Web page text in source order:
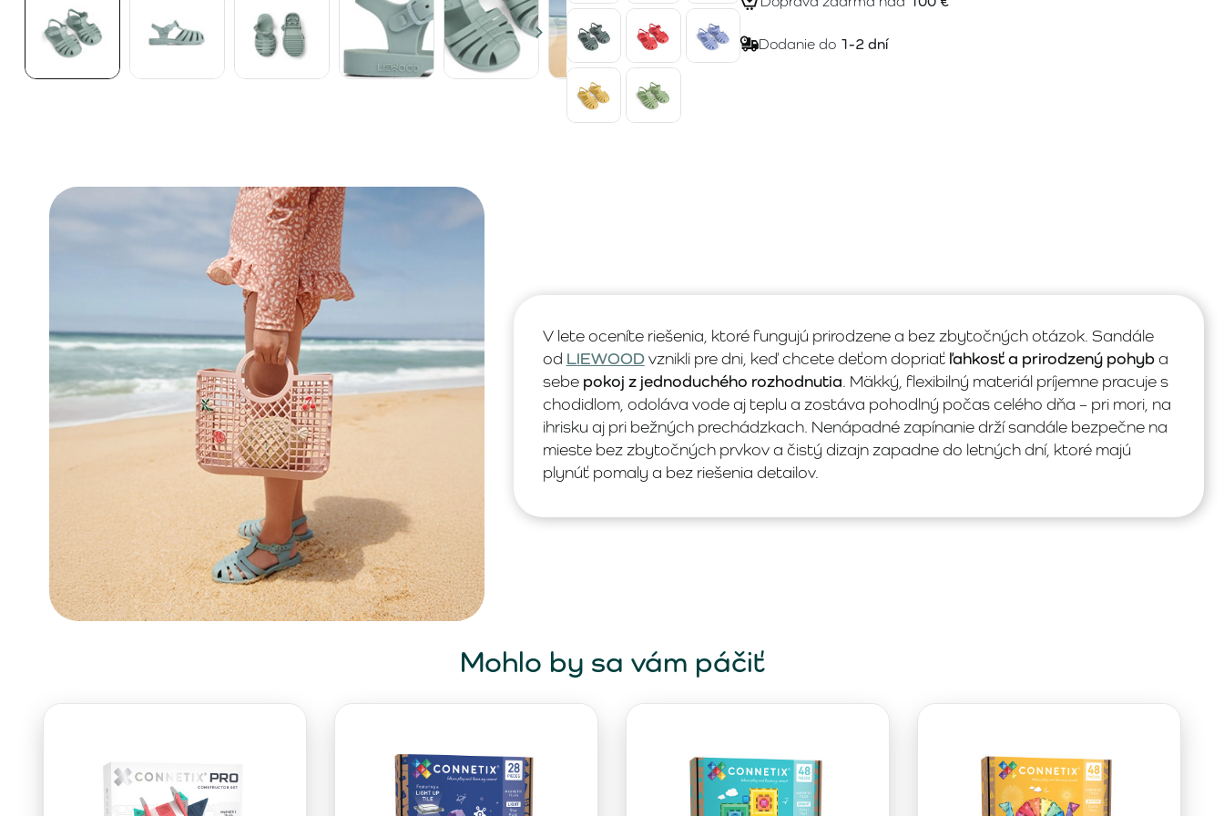
Dodanie do 1-2 dní
V lete oceníte riešenia, ktoré fungujú prirodzene a bez zbytočných otázok. Sandále
od LIEWOODvznikli pre dni, keď chcete deťom dopriať ľahkosť a prirodzený pohyba
sebe pokoj z jednoduchého rozhodnutia. Mäkký, flexibilný materiál príjemne pracuje s
chodidlom, odoláva vode aj teplu a zostáva pohodlný počas celého dňa – pri mori, na
ihrisku aj pri bežných prechádzkach. Nenápadné zapínanie drží sandále bezpečne na
mieste bez zbytočných prvkov a čistý dizajn zapadne do letných dní, ktoré majú
plynúť pomaly a bez riešenia detailov.
Mohlo by sa vám páčiť